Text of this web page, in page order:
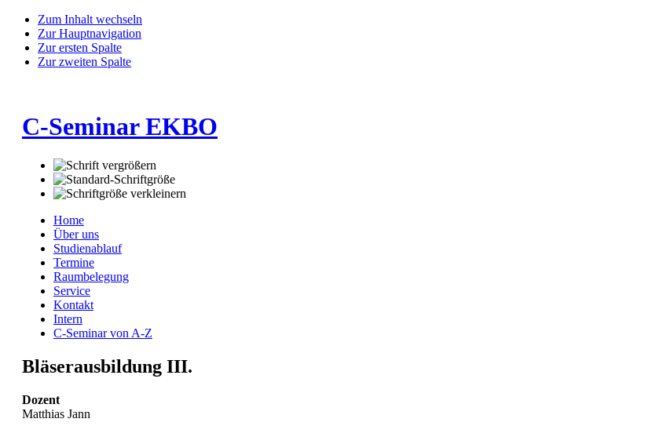
Zum Inhalt wechseln
Zur Hauptnavigation
Zur ersten Spalte
Zur zweiten Spalte
C-Seminar EKBO
Home
Über uns
Studienablauf
Termine
Raumbelegung
Service
Kontakt
Intern
C-Seminar von A-Z
Bläserausbildung III.
Dozent
Matthias Jann